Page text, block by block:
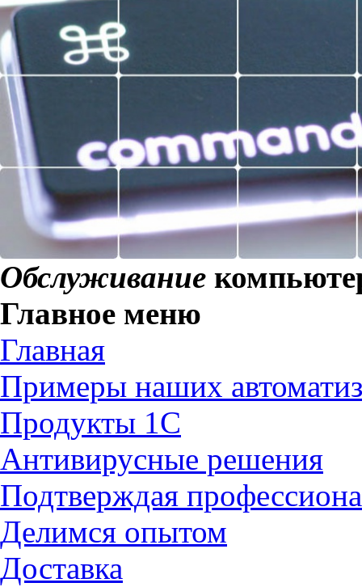
Обслуживание
Главное меню
Главная
Примеры наших
Продукты 1С
Антивирусные решения
Подтверждая
Делимся опытом
Доставка